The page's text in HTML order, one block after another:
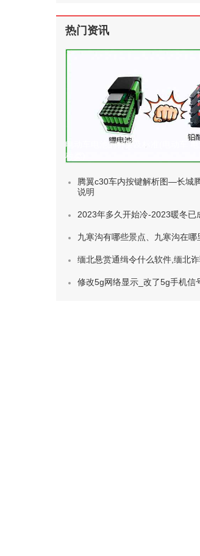
热门资讯
电动车电池的种类及标准(电动车 电
种类)
腾翼c30车内按键解析图—长城
说明
2023年多久开始冷-2023暖冬已
九寒沟有哪些景点、九寒沟在哪
缅北悬赏通缉令什么软件,缅北
修改5g网络显示_改了5g手机信